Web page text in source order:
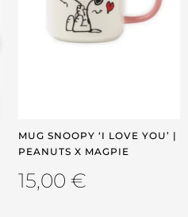
MUG SNOOPY ‘I LOVE YOU’ |
PEANUTS X MAGPIE
15,00 €